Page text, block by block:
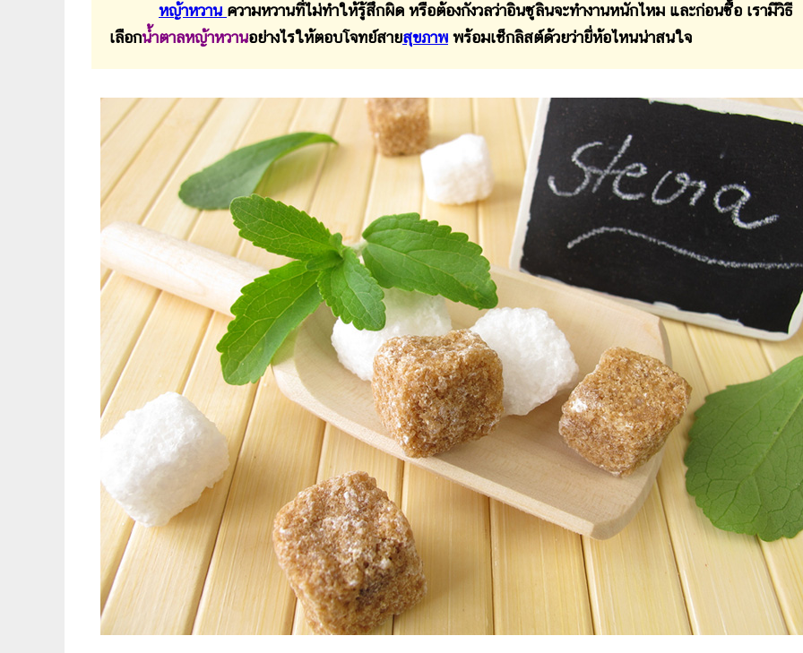
หญ้าหวาน ความหวานที่ไม่ทำให้รู้สึกผิด หรือต้องกังวลว่าอินซูลินจะทำงานหนักไหม และก่อนซื้อ เรามีวิธี
เลือกน้ำตาลหญ้าหวานอย่างไรให้ตอบโจทย์สายสุขภาพ พร้อมเช็กลิสต์ด้วยว่ายี่ห้อไหนน่าสนใจ